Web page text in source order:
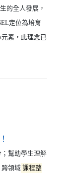
的全人發展，
定位為培育
素，此理念已
幫助學生理解
跨領域 課程整